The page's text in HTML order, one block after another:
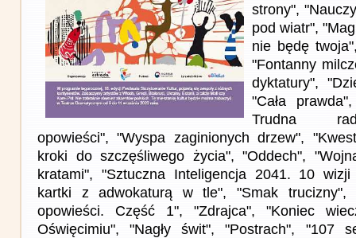
strony",
pod wiatr",
nie będę
"Fontanny
dyktatury",
"Cała
Trudna
opowieści", "Wyspa zaginionych drzew",
kroki do szczęśliwego życia", "Oddech",
kratami", "Sztuczna Inteligencja 2041. 10 wizji
kartki z adwokaturą w tle", "Smak trucizny",
opowieści. Część 1", "Zdrajca", "Koniec
Oświęcimiu", "Nagły świt", "Postrach", "107